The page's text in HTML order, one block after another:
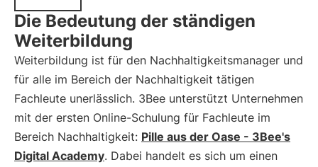
Die Bedeutung der ständigen
Weiterbildung
Weiterbildung ist für den Nachhaltigkeitsmanager und
für alle im Bereich der Nachhaltigkeit tätigen
Fachleute unerlässlich. 3Bee unterstützt Unternehmen
mit der ersten Online-Schulung für Fachleute im
Bereich Nachhaltigkeit: Pille aus der Oase - 3Bee's
Digital Academy. Dabei handelt es sich um einen